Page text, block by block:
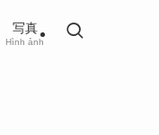
写真
Hình ảnh